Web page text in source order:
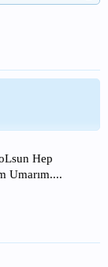
Hep
Umarım....